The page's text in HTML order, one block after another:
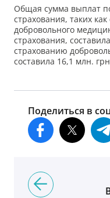
Общая сумма выплат
страхования, таких
добровольного
страхования,
страхованию
составила 16,1 млн.
Поделиться в